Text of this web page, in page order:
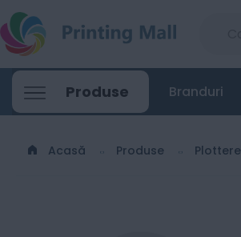
Produse Branduri
Acasă Produse Plottere